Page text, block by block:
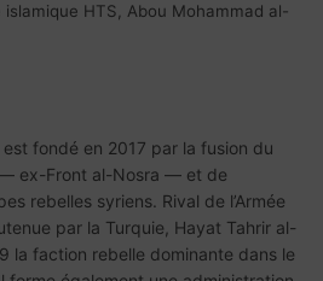
HTS, Abou Mohammad al-
fondé en 2017 par la fusion du
ex-Front al-Nosra — et de
rebelles syriens. Rival de l’Armée
par la Turquie, Hayat Tahrir al-
la faction rebelle dominante dans le